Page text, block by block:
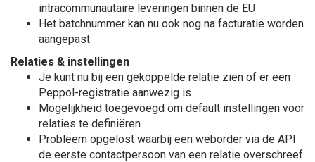
intracommunautaire leveringen binnen de EU
Het batchnummer kan nu ook nog na facturatie worden
aangepast
Relaties & instellingen
Je kunt nu bij een gekoppelde relatie zien of er een
Peppol-registratie aanwezig is
Mogelijkheid toegevoegd om default instellingen voor
relaties te definiëren
Probleem opgelost waarbij een weborder via de API
de eerste contactpersoon van een relatie overschreef